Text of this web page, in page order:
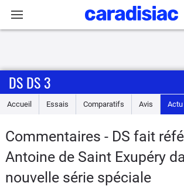
Accueil
Essais
Guide
d'achat
DS DS 3
Accueil Essais Comparatifs Avis Actu
Commentaires - DS fait
Antoine de Saint Exupéry
nouvelle série spéciale